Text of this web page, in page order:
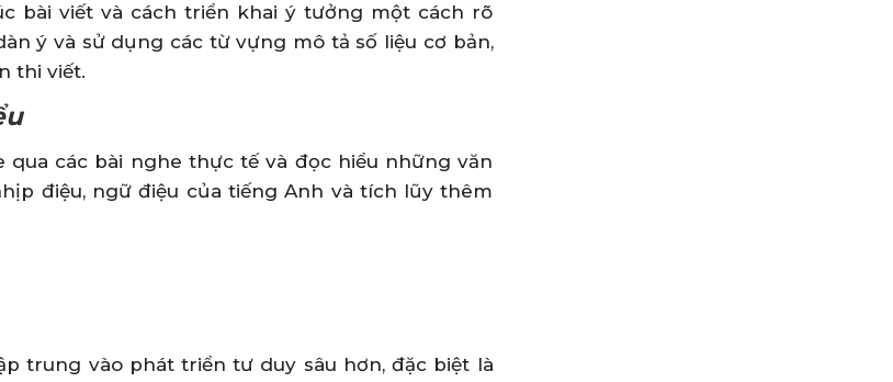
bài viết và cách triển khai ý tưởng một cách rõ
ý và sử dụng các từ vựng mô tả số liệu cơ bản,
thi viết.
các bài nghe thực tế và đọc hiểu những văn
điệu, ngữ điệu của tiếng Anh và tích lũy thêm
trung vào phát triển tư duy sâu hơn, đặc biệt là